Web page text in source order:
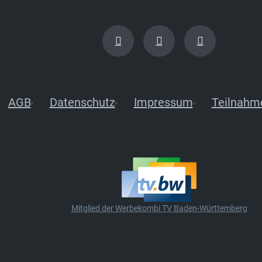
AGB Datenschutz Impressum
Mitglied der Werbekombi TV Baden-Württemberg